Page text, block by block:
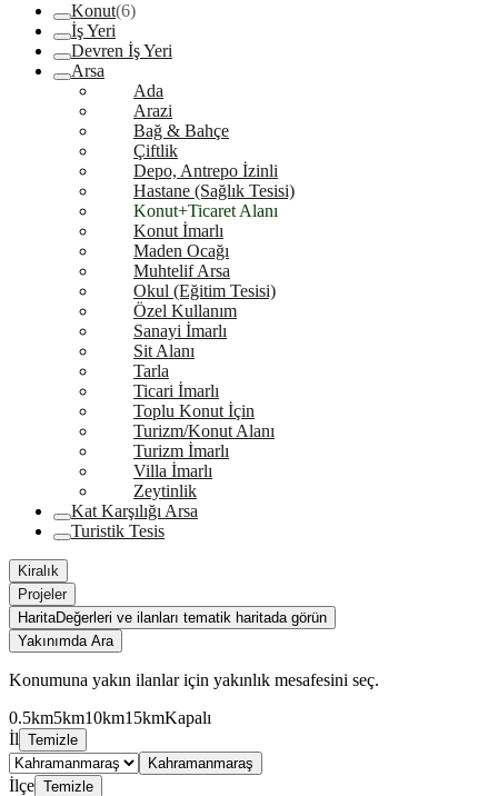
Konut(6)
İş Yeri
Devren İş Yeri
Arsa
Ada
Arazi
Bağ & Bahçe
Çiftlik
Depo, Antrepo İzinli
Hastane (Sağlık Tesisi)
Konut+Ticaret Alanı
Konut İmarlı
Maden Ocağı
Muhtelif Arsa
Okul (Eğitim Tesisi)
Özel Kullanım
Sanayi İmarlı
Sit Alanı
Tarla
Ticari İmarlı
Toplu Konut İçin
Turizm/Konut Alanı
Turizm İmarlı
Villa İmarlı
Zeytinlik
Kat Karşılığı Arsa
Turistik Tesis
Kiralık
Projeler
HaritaDeğerleri ve ilanları tematik haritada görün
Yakınımda Ara
Konumuna yakın ilanlar için yakınlık mesafesini seç.
0.5km5km10km15kmKapalı
İl Temizle
Kahramanmaraş
İlçe Temizle